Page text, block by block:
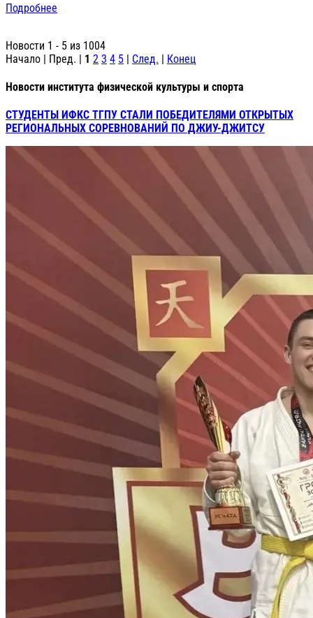
Подробнее
Новости 1 - 5 из 1004
Начало | Пред. | 1 2 3 4 5 | След. | Конец
Новости института физической культуры и спорта
СТУДЕНТЫ ИФКС ТГПУ СТАЛИ ПОБЕДИТЕЛЯМИ ОТКРЫТЫХ
РЕГИОНАЛЬНЫХ СОРЕВНОВАНИЙ ПО ДЖИУ-ДЖИТСУ